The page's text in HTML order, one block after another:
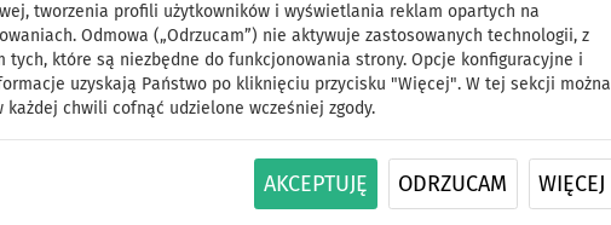
tworzenia profili użytkowników i wyświetlania reklam opartych na
Odmowa („Odrzucam”) nie aktywuje zastosowanych technologii, z
tych, które są niezbędne do funkcjonowania strony. Opcje konfiguracyjne i
uzyskają Państwo po kliknięciu przycisku "Więcej". W tej sekcji można
każdej chwili cofnąć udzielone wcześniej zgody.
AKCEPTUJĘ ODRZUCAM WIĘCEJ
żeglowania – WindSUP